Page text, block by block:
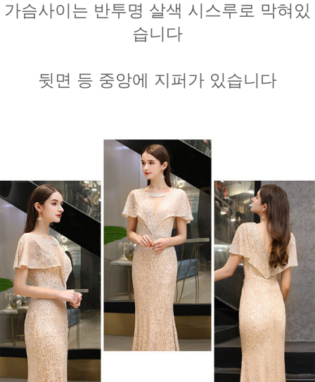
가슴사이는 반투명 살색 시스루로 막혀있
습니다
뒷면 등 중앙에 지퍼가 있습니다